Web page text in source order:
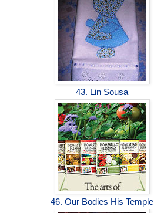
43. Lin Sousa
46. Our Bodies His Temple